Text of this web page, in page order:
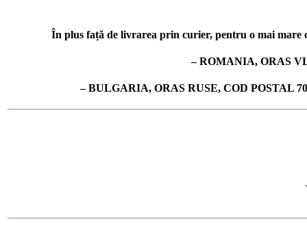
În plus față de livrarea prin curier, pentru o mai mare
– ROMANIA, ORAS
– BULGARIA, ORAS RUSE, COD POSTAL